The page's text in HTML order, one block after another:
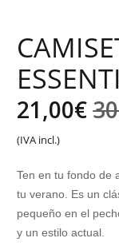
21,00€
(IVA incl.)
Ten en tu fondo de
tu verano. Es un
pequeño en el
y un estilo actual.